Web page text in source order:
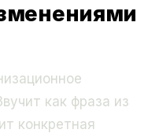
как фраза из
конкретная